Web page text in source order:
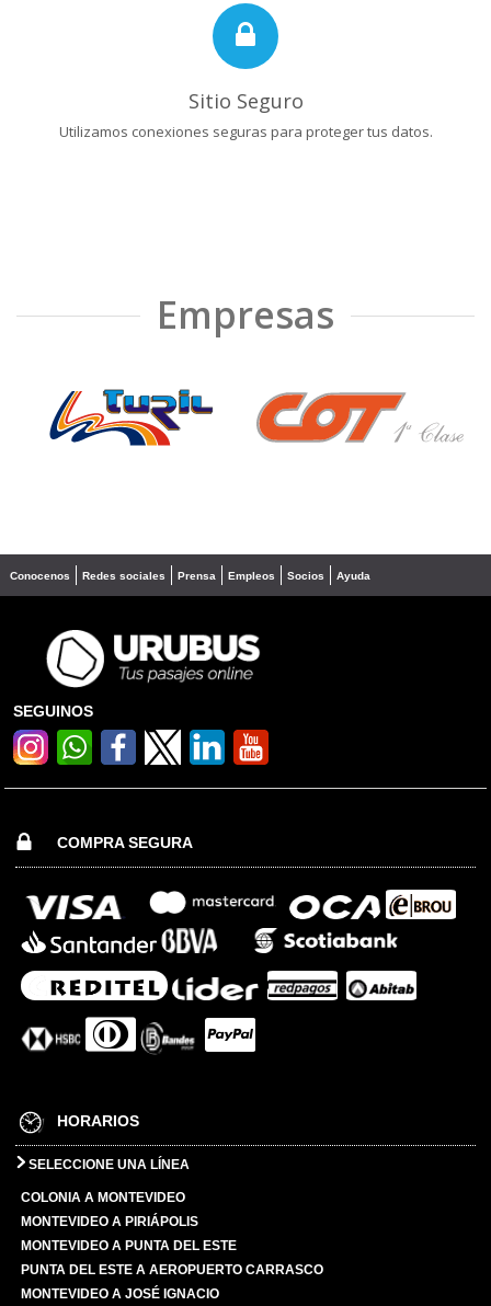
Sitio Seguro
Utilizamos conexiones seguras para proteger tus datos.
Empresas
❮ ❯
Conocenos Redes sociales Prensa Empleos Socios Ayuda
SEGUINOS
COMPRA SEGURA
HORARIOS
SELECCIONE UNA LÍNEA
COLONIA A MONTEVIDEO
MONTEVIDEO A PIRIÁPOLIS
MONTEVIDEO A PUNTA DEL ESTE
PUNTA DEL ESTE A AEROPUERTO CARRASCO
MONTEVIDEO A JOSÉ IGNACIO